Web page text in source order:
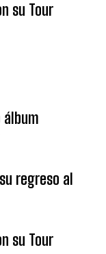
su Tour
álbum
regreso al
su Tour